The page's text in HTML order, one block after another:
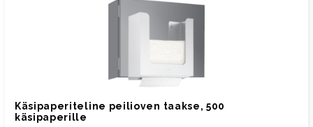
Käsipaperiteline peilioven taakse, 500
käsipaperille